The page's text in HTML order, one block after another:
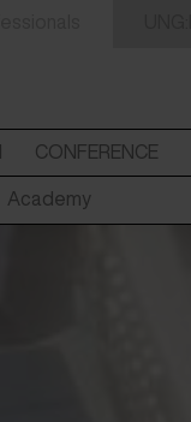
CONFERENCE
Academy